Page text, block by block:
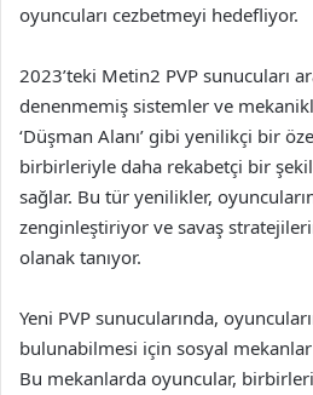
oyuncuları cezbetmeyi hedefliyor.
2023’teki Metin2 PVP sunucuları
denenmemiş sistemler ve
‘Düşman Alanı’ gibi yenilikçi bir
birbirleriyle daha rekabetçi bir
sağlar. Bu tür yenilikler,
zenginleştiriyor ve savaş
olanak tanıyor.
Yeni PVP sunucularında,
bulunabilmesi için sosyal
Bu mekanlarda oyuncular,